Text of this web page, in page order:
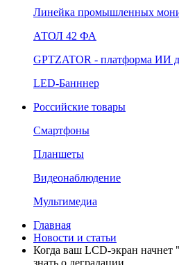
Линейка промышленных
АТОЛ 42 ФА
GPTZATOR - платформа ИИ
LED-Банннер
Российские товары
Смартфоны
Планшеты
Видеонаблюдение
Мультимедиа
Главная
Новости и статьи
Когда ваш LCD-экран начнет
знать о деградации